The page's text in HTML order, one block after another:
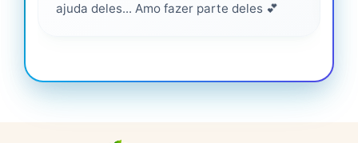
ajuda deles... Amo fazer parte deles 💕